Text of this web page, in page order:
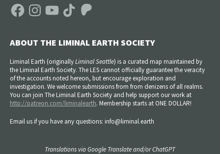
FacebookInstagramYouTube TikTok Patreon
ABOUT THE LIMINAL EARTH SOCIETY
Liminal Earth (originallyLiminal Seattle) is a curated map maintained by
the Liminal Earth Society. The LES cannot officially guarantee the veracity
of the accounts noted hereon, but encourage exploration and
investigation. We welcome submissions from from denizens of all realms.
You can join The Liminal Earth Society and help support our work at
http://patreon.com/liminalearth. Membership starts at ONE DOLLAR!
Email us if you have any questions: info@liminal.earth
Translations via Google Translate and/or ChatGPT